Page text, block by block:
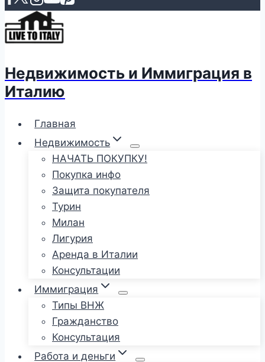
Недвижимость и Иммиграция в
Италию
Главная
Недвижимость
НАЧАТЬ ПОКУПКУ!
Покупка инфо
Защита покупателя
Турин
Милан
Лигурия
Аренда в Италии
Консультации
Иммиграция
Типы ВНЖ
Гражданство
Консультация
Работа и деньги